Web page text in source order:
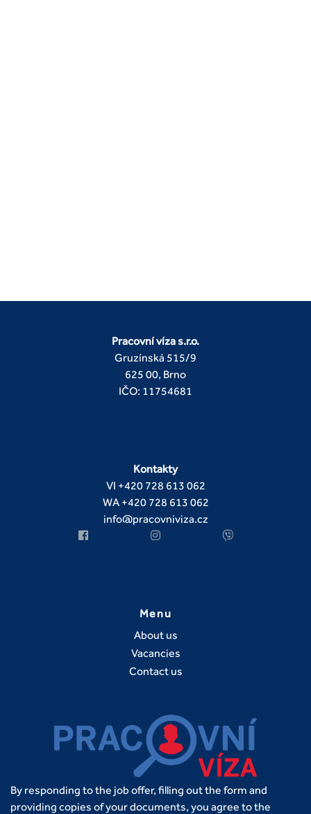
Pracovní víza s.r.o.
Gruzínská 515/9
625 00, Brno
IČO: 11754681
Kontakty
VI +420 728 613 062
WA +420 728 613 062
info@pracovniviza.cz
Menu
About us
Vacancies
Contact us
By responding to the job offer, filling out the form and
providing copies of your documents, you agree to the